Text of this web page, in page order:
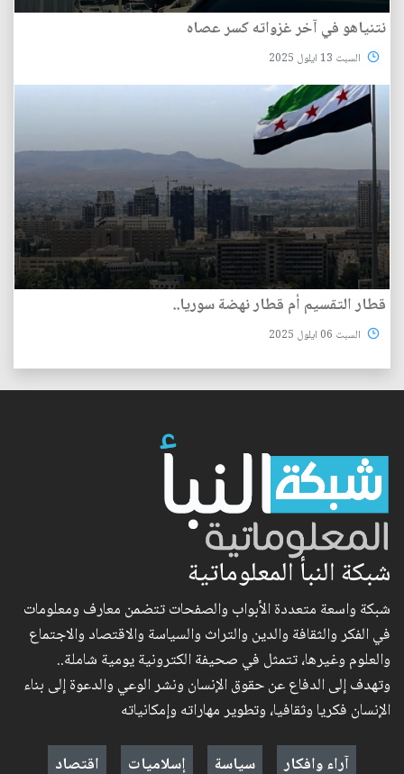
نتنياهو في آخر غزواته كسر عصاه
السبت 13 ايلول 2025
قطار التقسيم أم قطار نهضة سوريا..
السبت 06 ايلول 2025
شبكة النبأ المعلوماتية
شبكة واسعة متعددة الأبواب والصفحات تتضمن معارف ومعلومات
في الفكر والثقافة والدين والتراث والسياسة والاقتصاد والاجتماع
والعلوم وغيرها، تتمثل في صحيفة الكترونية يومية شاملة..
وتهدف إلى الدفاع عن حقوق الإنسان ونشر الوعي والدعوة إلى بناء
الإنسان فكريا وثقافيا، وتطوير مهاراته وإمكانياته
آراء وافكار
سياسة إسلاميات اقتصاد